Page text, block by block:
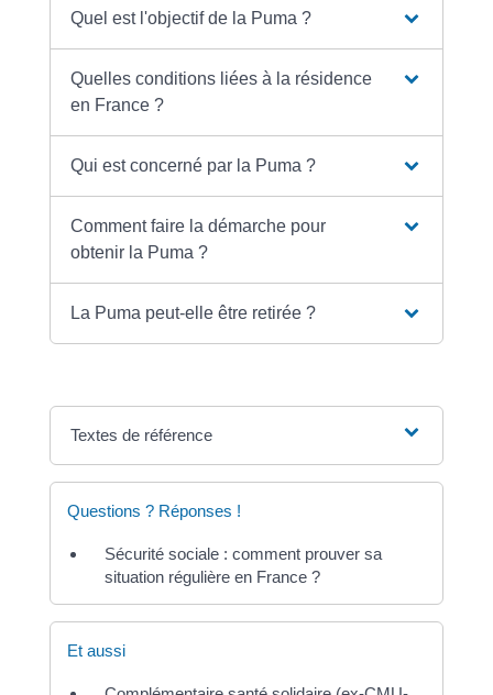
Quel est l'objectif de la Puma ?
Quelles conditions liées à la résidence
en France ?
Qui est concerné par la Puma ?
Comment faire la démarche pour
obtenir la Puma ?
La Puma peut-elle être retirée ?
Textes de référence
Questions ? Réponses !
Sécurité sociale : comment prouver sa
situation régulière en France ?
Et aussi